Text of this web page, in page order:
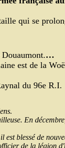
qui se
…
est de la
du 96e R.I.
En
est blessé de
de la légion